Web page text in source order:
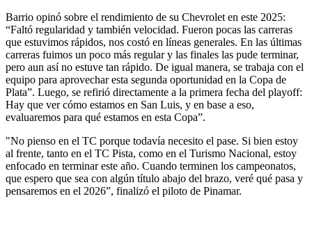
Barrio opinó sobre el rendimiento de su Chevrolet en este 2025:
“Faltó regularidad y también velocidad. Fueron pocas las carreras
que estuvimos rápidos, nos costó en líneas generales. En las últimas
carreras fuimos un poco más regular y las finales las pude terminar,
pero aun así no estuve tan rápido. De igual manera, se trabaja con el
equipo para aprovechar esta segunda oportunidad en la Copa de
Plata”. Luego, se refirió directamente a la primera fecha del playoff:
Hay que ver cómo estamos en San Luis, y en base a eso,
evaluaremos para qué estamos en esta Copa”.
"No pienso en el TC porque todavía necesito el pase. Si bien estoy
al frente, tanto en el TC Pista, como en el Turismo Nacional, estoy
enfocado en terminar este año. Cuando terminen los campeonatos,
que espero que sea con algún título abajo del brazo, veré qué pasa y
pensaremos en el 2026”, finalizó el piloto de Pinamar.